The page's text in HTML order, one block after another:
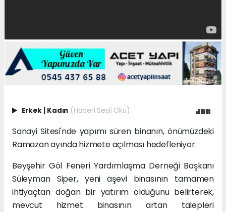
Erkek Kadın (Haberi Sesli Oku)
Sanayi Sitesi'nde yapımı süren binanın, önümüzdeki
Ramazan ayında hizmete açılması hedefleniyor.
Beyşehir Göl Feneri Yardımlaşma Derneği Başkanı
Süleyman Siper, yeni aşevi binasının tamamen
ihtiyaçtan doğan bir yatırım olduğunu belirterek,
mevcut hizmet binasının artan talepleri